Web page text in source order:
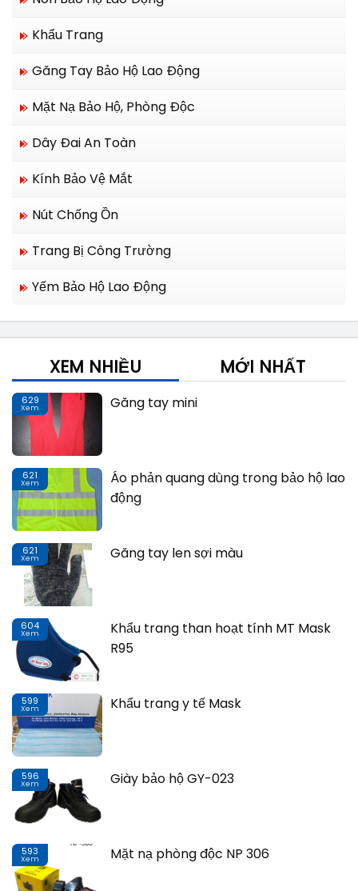
Khẩu Trang
Găng Tay Bảo Hộ Lao Động
Mặt Nạ Bảo Hộ, Phòng Độc
Dây Đai An Toàn
Kính Bảo Vệ Mắt
Nút Chống Ồn
Trang Bị Công Trường
Yếm Bảo Hộ Lao Động
XEM NHIỀU MỚI NHẤT
629
Xem Găng tay mini
621
Xem
Áo phản quang dùng trong bảo hộ lao
động
621
Xem Găng tay len sợi màu
604
Xem
Khẩu trang than hoạt tính MT Mask
R95
599
Xem Khẩu trang y tế Mask
596
Xem Giày bảo hộ GY-023
593
Xem Mặt nạ phòng độc NP 306